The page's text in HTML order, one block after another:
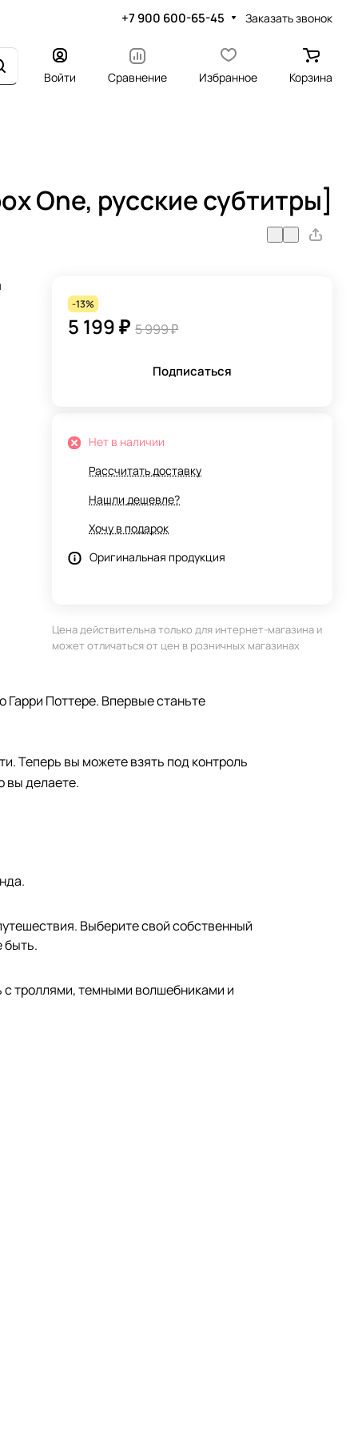
+7 900 600-65-45 Заказать звонок
Войти Сравнение Избранное Корзина
One, русские субтитры]
-13%
5 199 ₽ 5 999 ₽
Подписаться
Нет в наличии
Рассчитать доставку
Нашли дешевле?
Хочу в подарок
Оригинальная продукция
Цена действительна только для интернет-магазина и
может отличаться от цен в розничных магазинах
Гарри Поттере. Впервые станьте
Теперь вы можете взять под контроль
вы делаете.
Выберите свой собственный
быть.
с троллями, темными волшебниками и